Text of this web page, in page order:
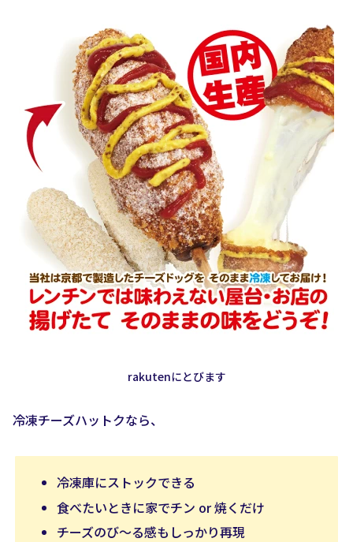
rakutenにとびます
冷凍チーズハットクなら、
冷凍庫にストックできる
食べたいときに家でチン or 焼くだけ
チーズのび〜る感もしっかり再現